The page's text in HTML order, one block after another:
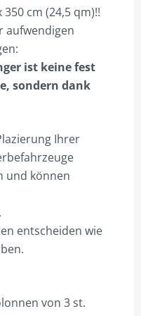
cm (24,5 qm)!!
aufwendigen
ist keine fest
sondern dank
Ihrer
und können
entscheiden wie
von 3 st.